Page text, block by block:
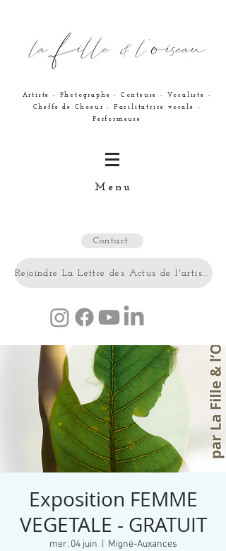
Artiste - Photographe - Conteuse - Vocaliste -
Cheffe de Choeur - Facilitatrice vocale -
Performeuse
Menu
Contact
Rejoindre La Lettre des Actus de l'artiste
Exposition FEMME
VEGETALE - GRATUIT
mer. 04 juin Migné-Auxances